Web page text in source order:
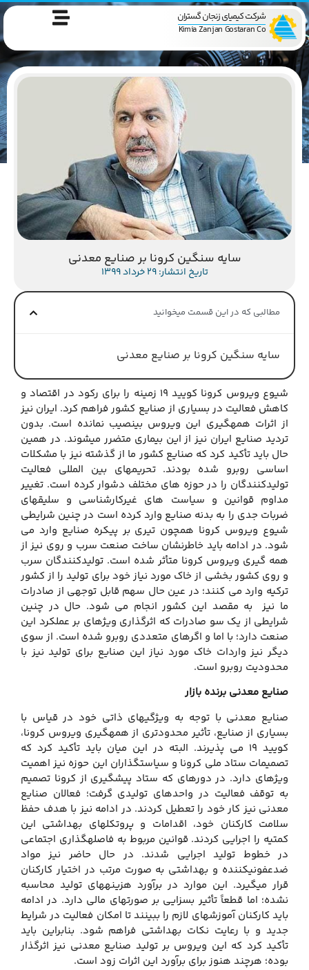
شرکت کیمیای زنجان گستران
Kimia Zanjan Gostaran Co
سایه سنگین کرونا بر صنایع معدنی
تاریخ انتشار: 29 خرداد 1399
مطالبی که در این قسمت میخوانید
سایه سنگین کرونا بر صنایع معدنی
شیوع ویروس کرونا کویید 19 زمینه را برای رکود در اقتصاد و
کاهش فعالیت در بسیاری از صنایع کشور فراهم کرد. ایران نیز
از اثرات همه‏گیری این ویروس بی‏نصیب نمانده است. بدون
تردید صنایع ایران نیز از این بیماری متضرر می‏شوند. در همین
حال باید تأکید کرد که صنایع کشور ما از گذشته نیز با مشکلات
اساسی روبرو شده بودند. تحریم‏های بین المللی فعالیت
تولیدکنندگان را در حوزه های مختلف دشوار کرده است. تغییر
مداوم قوانین و سیاست های غیرکارشناسی و سلیقه‏ای
ضربات جدی را به بدنه صنایع وارد کرده است در چنین شرایطی
شیوع ویروس کرونا همچون تیری بر پیکره صنایع وارد می
شود. در ادامه باید خاطرنشان ساخت صنعت سرب و روی نیز از
همه گیری ویروس کرونا متأثر شده است. تولیدکنندگان سرب
و روی کشور بخشی از خاک مورد نیاز خود برای تولید را از کشور
ترکیه وارد می کنند؛ در عین حال سهم قابل توجهی از صادرات
ما نیز به مقصد این کشور انجام می شود. حال در چنین
شرایطی از یک سو صادرات که اثرگذاری ویژه‏ای بر عملکرد این
صنعت دارد؛ با اما و اگرهای متعددی روبرو شده است. از سوی
دیگر نیز واردات خاک مورد نیاز این صنایع برای تولید نیز با
محدودیت روبرو است.
صنایع معدنی برنده بازار
صنایع معدنی با توجه به ویژگی‏های ذاتی خود در قیاس با
بسیاری از صنایع، تأثیر محدودتری از همه‏گیری ویروس کرونا،
کویید 19 می پذیرند. البته در این میان باید تأکید کرد که
تصمیمات ستاد ملی کرونا و سیاست‏گذاران این حوزه نیز اهمیت
ویژه‏ای دارد. در دوره‏ای که ستاد پیشگیری از کرونا تصمیم
به توقف فعالیت در واحدهای تولیدی گرفت؛ فعالان صنایع
معدنی نیز کار خود را تعطیل کردند. در ادامه نیز با هدف حفظ
سلامت کارکنان خود، اقدامات و پروتکل‏های بهداشتی این
کمتیه را اجرایی کردند. قوانین مربوط به فاصله‏گذاری اجتماعی
در خطوط تولید اجرایی شدند. در حال حاضر نیز مواد
ضدعفونی‏کننده و بهداشتی به صورت مرتب در اختیار کارکنان
قرار می‏گیرد. این موارد در برآورد هزینه‏های تولید محاسبه
نشده؛ اما قطعاً تأثیر بسزایی بر صورت‏های مالی دارد. در ادامه
باید کارکنان آموزش‏های لازم را ببینند تا امکان فعالیت در شرایط
جدید و با رعایت نکات بهداشتی فراهم شود. بنابراین باید
تأکید کرد که این ویروس بر تولید صنایع معدنی نیز اثرگذار
بوده؛ هرچند هنوز برای برآورد این اثرات زود است.